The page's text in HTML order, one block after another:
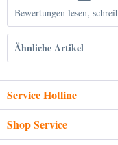
Bewertungen lesen,
Ähnliche Artikel
Service Hotline
Shop Service